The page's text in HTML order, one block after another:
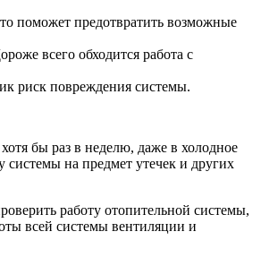
поможет предотвратить возможные
всего обходится работа с
риск повреждения системы.
бы раз в неделю, даже в холодное
системы на предмет утечек и других
работу отопительной системы,
всей системы вентиляции и